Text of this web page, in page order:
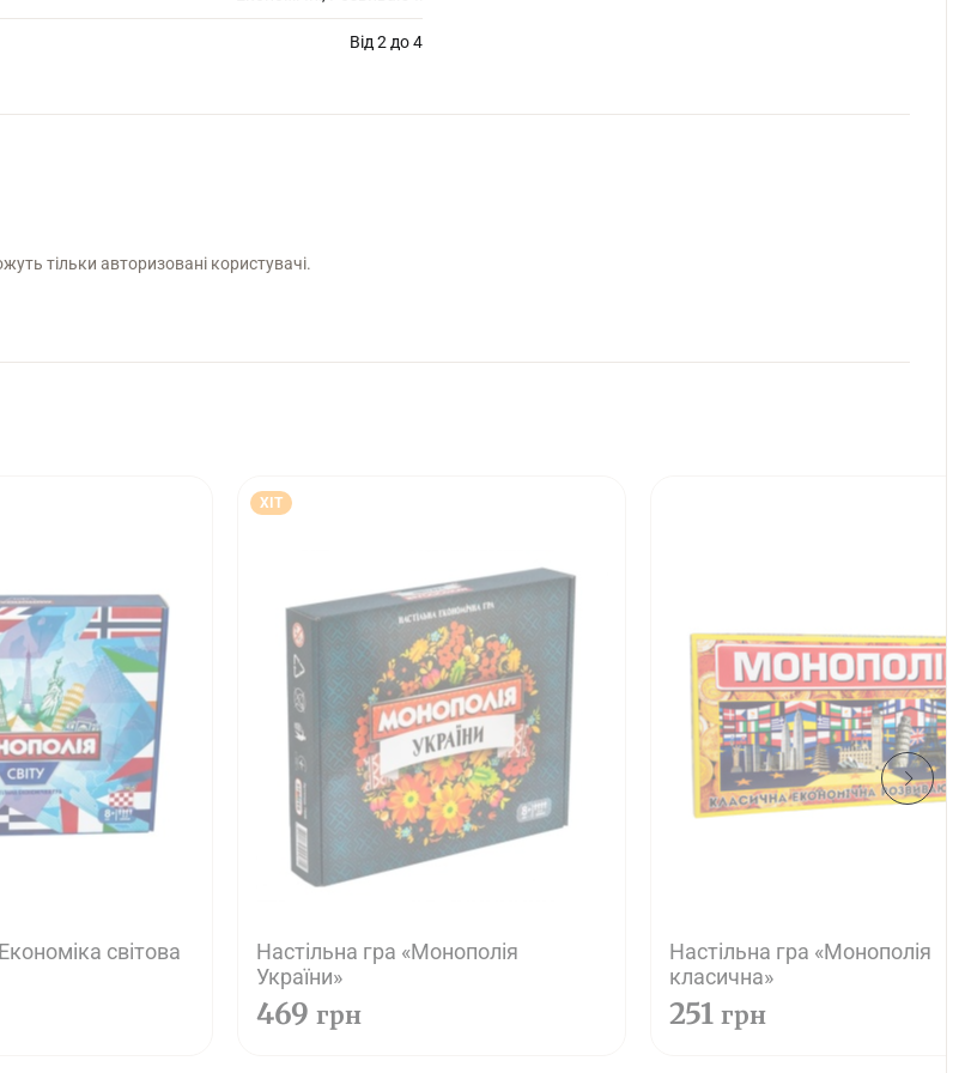
Від 2 до 4
тільки авторизовані користувачі.
світова
ХІТ
Настільна гра «Монополія
України»
469 грн
Настільна гра «Монополія
класична»
251 грн